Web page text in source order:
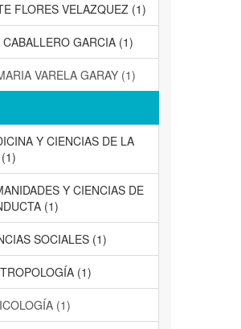
FLORES VELAZQUEZ (1)
CABALLERO GARCIA (1)
VARELA GARAY (1)
Y CIENCIAS DE LA
Y CIENCIAS DE
(1)
SOCIALES (1)
(1)
(1)